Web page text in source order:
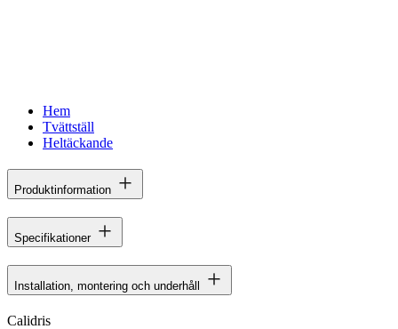
Hem
Tvättställ
Heltäckande
Produktinformation
Specifikationer
Installation, montering och underhåll
Calidris